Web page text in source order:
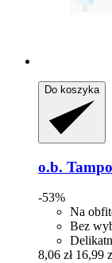
Do koszyka
o.b.
-53%
Na
Bez
8,06 zł 16,99